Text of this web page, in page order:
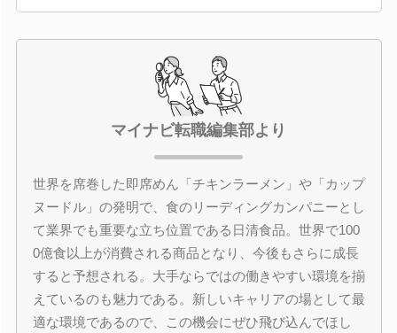
マイナビ転職編集部より
世界を席巻した即席めん「チキンラーメン」や「カップ
ヌードル」の発明で、食のリーディングカンパニーとし
て業界でも重要な立ち位置である日清食品。世界で100
0億食以上が消費される商品となり、今後もさらに成長
すると予想される。大手ならではの働きやすい環境を揃
えているのも魅力である。新しいキャリアの場として最
適な環境であるので、この機会にぜひ飛び込んでほし